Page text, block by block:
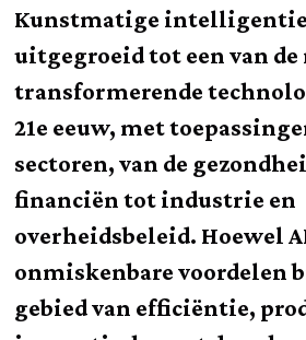
Kunstmatige
uitgegroeid tot een van de
transformerende
21e eeuw, met
sectoren, van de
financiën tot industrie en
overheidsbeleid. Hoewel
onmiskenbare voordelen
gebied van efficiëntie,